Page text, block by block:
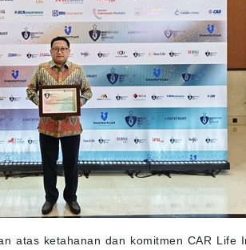
atas ketahanan dan komitmen CAR Life